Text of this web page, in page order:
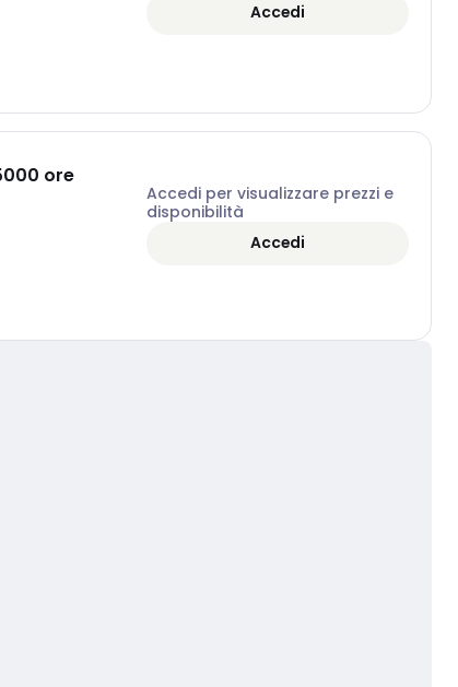
Accedi
ore
Accedi per visualizzare prezzi e
disponibilità
Accedi